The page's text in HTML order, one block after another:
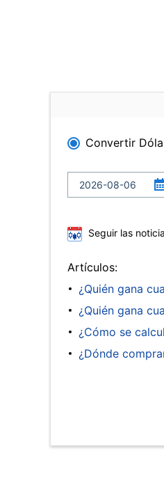
Convertir
Seguir las
Artículos:
¿Quién gana
¿Quién gana
¿Cómo se
¿Dónde